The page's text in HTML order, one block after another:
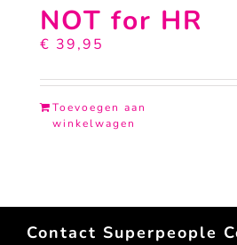
NOT for HR
€ 39,95
Toevoegen aan
winkelwagen
Contact Superpeople